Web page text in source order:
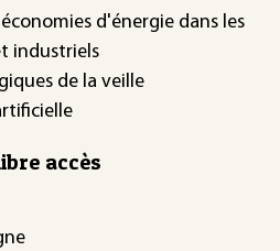
d'énergie dans les
industriels
de la veille
accès